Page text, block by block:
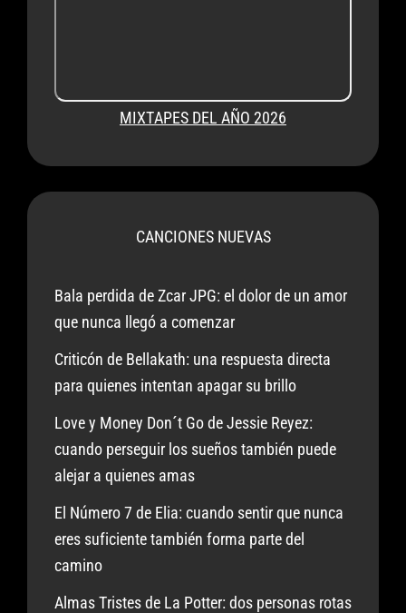
MIXTAPES DEL AÑO 2026
CANCIONES NUEVAS
Bala perdida de Zcar JPG: el dolor de un amor
que nunca llegó a comenzar
Criticón de Bellakath: una respuesta directa
para quienes intentan apagar su brillo
Love y Money Don´t Go de Jessie Reyez:
cuando perseguir los sueños también puede
alejar a quienes amas
El Número 7 de Elia: cuando sentir que nunca
eres suficiente también forma parte del
camino
Almas Tristes de La Potter: dos personas rotas